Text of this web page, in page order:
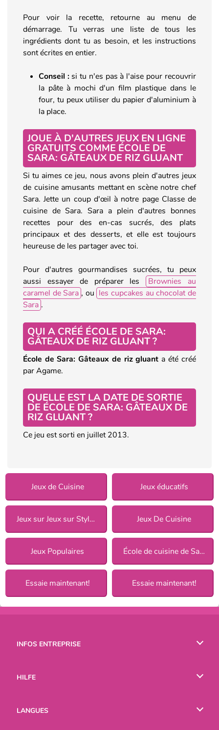
Pour voir la recette, retourne au menu de
démarrage. Tu verras une liste de tous les
ingrédients dont tu as besoin, et les instructions
sont écrites en entier.
Conseil : si tu n'es pas à l'aise pour recouvrir
la pâte à mochi d'un film plastique dans le
four, tu peux utiliser du papier d'aluminium à
la place.
JOUE À D'AUTRES JEUX EN LIGNE
GRATUITS COMME ÉCOLE DE
SARA: GÂTEAUX DE RIZ GLUANT
Si tu aimes ce jeu, nous avons plein d'autres jeux
de cuisine amusants mettant en scène notre chef
Sara. Jette un coup d'œil à notre page Classe de
cuisine de Sara. Sara a plein d'autres bonnes
recettes pour des en-cas sucrés, des plats
principaux et des desserts, et elle est toujours
heureuse de les partager avec toi.
Pour d'autres gourmandises sucrées, tu peux
aussi essayer de préparer les
Brownies au
caramel de Sara , ou les cupcakes au chocolat de
Sara .
QUI A CRÉÉ ÉCOLE DE SARA:
GÂTEAUX DE RIZ GLUANT ?
École de Sara: Gâteaux de riz gluant a été créé
par Agame.
QUELLE EST LA DATE DE SORTIE
DE ÉCOLE DE SARA: GÂTEAUX DE
RIZ GLUANT ?
Ce jeu est sorti en juillet 2013.
Jeux de Cuisine Jeux éducatifs
Jeux sur Jeux sur Style de cuisine pour Filles Jeux De Cuisine
Jeux Populaires École de cuisine de Sara
Essaie maintenant! Essaie maintenant!
INFOS ENTREPRISE
HILFE
LANGUES